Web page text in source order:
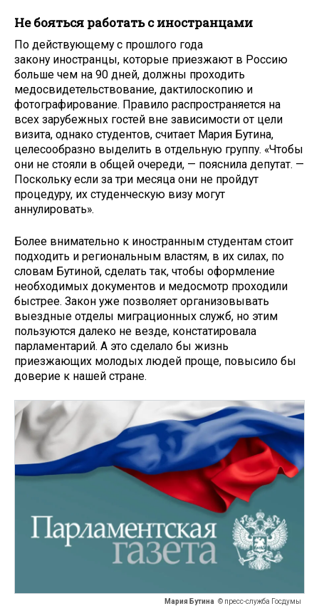
Не бояться работать с иностранцами
По действующему с прошлого года
закону иностранцы, которые приезжают в Россию
больше чем на 90 дней, должны проходить
медосвидетельствование, дактилоскопию и
фотографирование. Правило распространяется на
всех зарубежных гостей вне зависимости от цели
визита, однако студентов, считает Мария Бутина,
целесообразно выделить в отдельную группу. «Чтобы
они не стояли в общей очереди, — пояснила депутат. —
Поскольку если за три месяца они не пройдут
процедуру, их студенческую визу могут
аннулировать».
Более внимательно к иностранным студентам стоит
подходить и региональным властям, в их силах, по
словам Бутиной, сделать так, чтобы оформление
необходимых документов и медосмотр проходили
быстрее. Закон уже позволяет организовывать
выездные отделы миграционных служб, но этим
пользуются далеко не везде, констатировала
парламентарий. А это сделало бы жизнь
приезжающих молодых людей проще, повысило бы
доверие к нашей стране.
Мария Бутина © пресс-служба Госдумы